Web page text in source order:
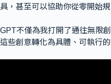
具，甚至可以協助你從零開始
GPT不僅為我打開了通往無限
這些創意轉化為具體、可執行的